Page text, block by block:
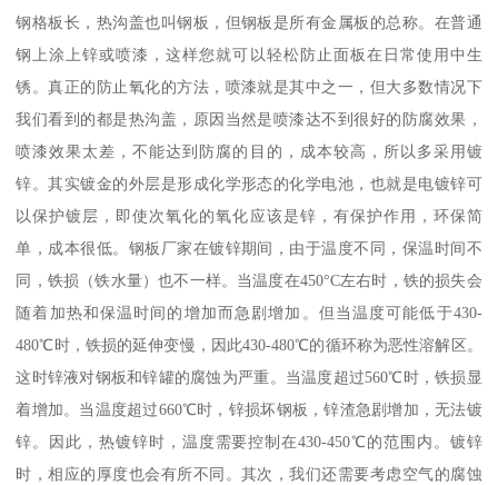
钢格板长，热沟盖也叫钢板，但钢板是所有金属板的总称。在普通
钢上涂上锌或喷漆，这样您就可以轻松防止面板在日常使用中生
锈。真正的防止氧化的方法，喷漆就是其中之一，但大多数情况下
我们看到的都是热沟盖，原因当然是喷漆达不到很好的防腐效果，
喷漆效果太差，不能达到防腐的目的，成本较高，所以多采用镀
锌。其实镀金的外层是形成化学形态的化学电池，也就是电镀锌可
以保护镀层，即使次氧化的氧化应该是锌，有保护作用，环保简
单，成本很低。钢板厂家在镀锌期间，由于温度不同，保温时间不
同，铁损（铁水量）也不一样。当温度在450°C左右时，铁的损失会
随着加热和保温时间的增加而急剧增加。但当温度可能低于430-
480℃时，铁损的延伸变慢，因此430-480℃的循环称为恶性溶解区。
这时锌液对钢板和锌罐的腐蚀为严重。当温度超过560℃时，铁损显
着增加。当温度超过660℃时，锌损坏钢板，锌渣急剧增加，无法镀
锌。因此，热镀锌时，温度需要控制在430-450℃的范围内。镀锌
时，相应的厚度也会有所不同。其次，我们还需要考虑空气的腐蚀